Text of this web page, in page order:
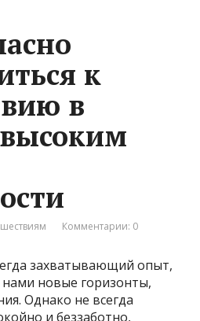
к
в
Комментарии: 0
захватывающий опыт,
новые горизонты,
Однако не всегда
и беззаботно,